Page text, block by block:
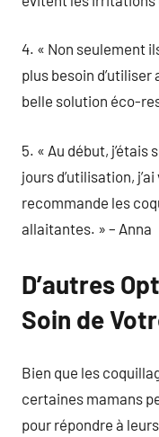
4. « Non seulement
plus besoin
belle solution éco-
5. « Au début,
jours d’utilisation,
recommande les
allaitantes. » – Anna
D’autres
Soin de
Bien que les
certaines mamans
pour répondre à